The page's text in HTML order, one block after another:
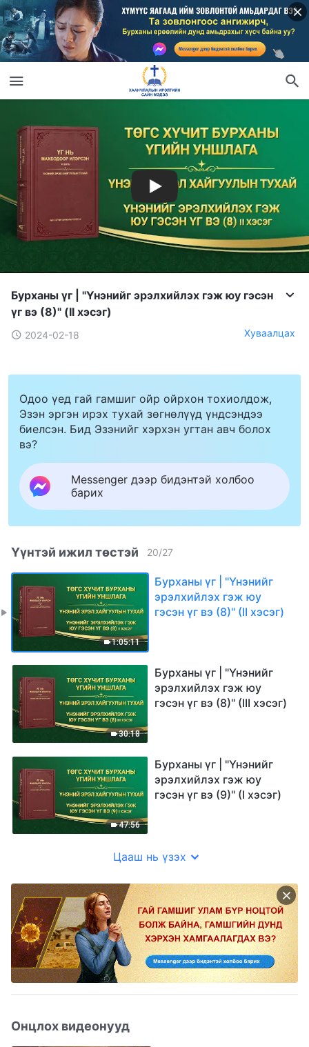
Бурханы үг | "Үнэнийг эрэлхийлэх гэж юу гэсэн
үг вэ (8)" (II хэсэг)
2024-02-18 Хуваалцах
Одоо үед гай гамшиг ойр ойрхон тохиолдож,
Эзэн эргэн ирэх тухай зөгнөлүүд үндсэндээ
биелсэн. Бид Эзэнийг хэрхэн угтан авч болох
вэ?
Messenger дээр бидэнтэй холбоо
барих
Үүнтэй ижил төстэй 20/27
1:05:11
Бурханы үг | "Үнэнийг
эрэлхийлэх гэж юу
гэсэн үг вэ (8)" (II хэсэг)
30:18
Бурханы үг | "Үнэнийг
эрэлхийлэх гэж юу
гэсэн үг вэ (8)" (III хэсэг)
47:56
Бурханы үг | "Үнэнийг
эрэлхийлэх гэж юу
гэсэн үг вэ (9)" (I хэсэг)
Цааш нь үзэх
Онцлох видеонууд